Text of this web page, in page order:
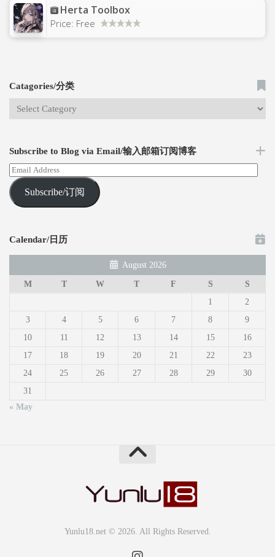
Herta Toolbox
Price: Free
Catagories/分类
Subscribe to Blog via Email/输入邮箱订阅博客
Subscribe/订阅
Calendar/日历
August 2026
M T W T F S
S
1
2
3
4 5 6 7 8
9
10
11 12 13 14 15
16
17
18 19 20 21 22
23
24
25 26 27 28 29
30
31
« May
Yunlu18.net © 2026. All Rights Reserved.